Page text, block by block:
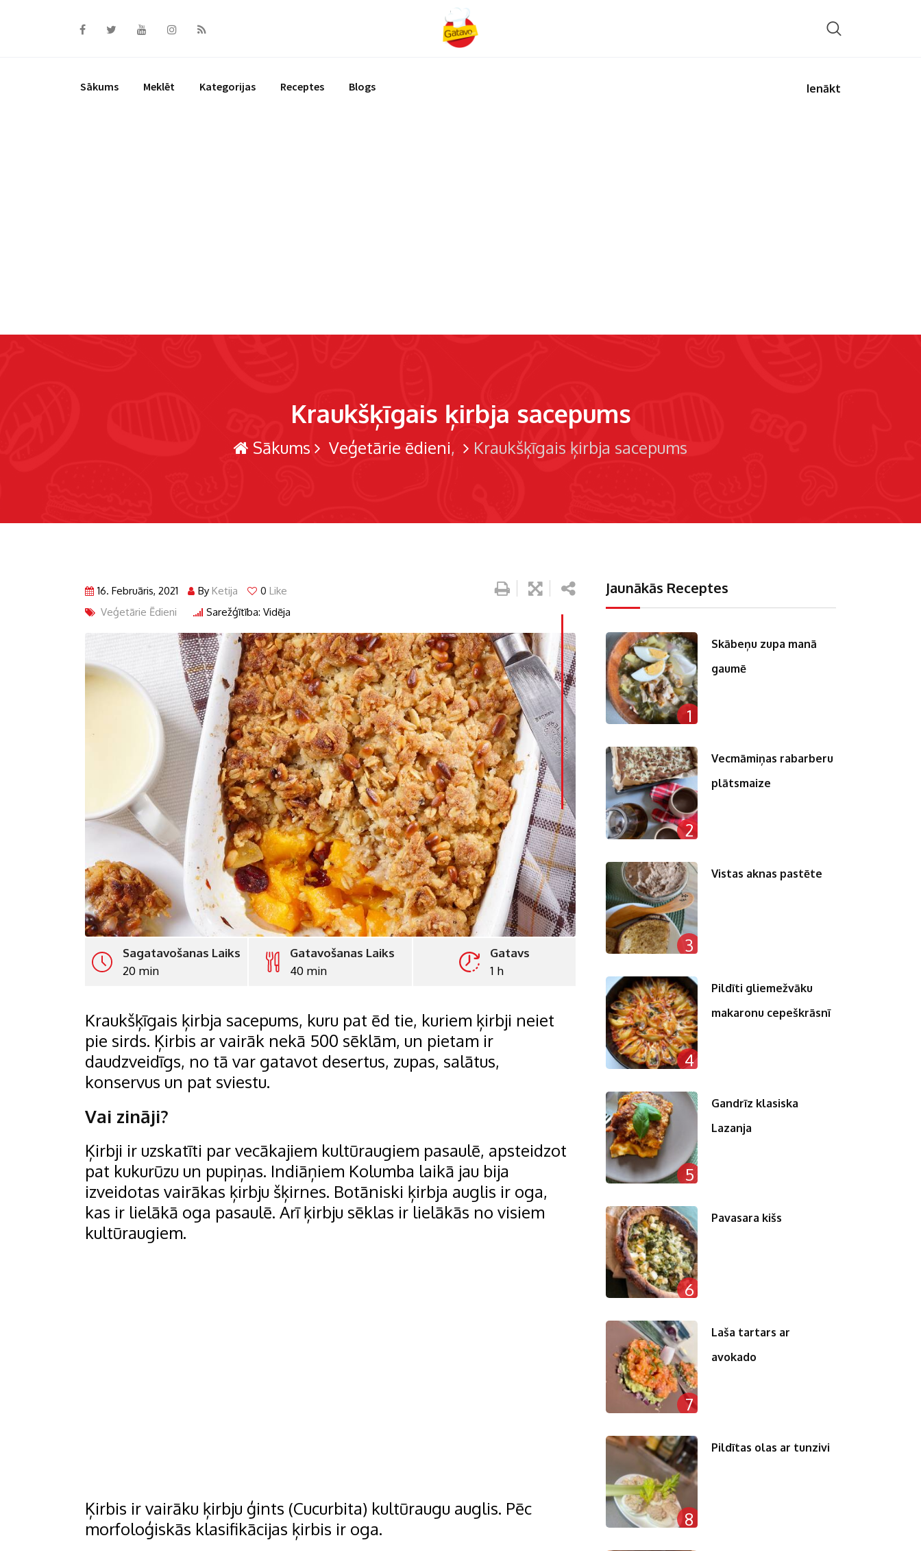
Sākums Meklēt Kategorijas Receptes Blogs Ienākt
Kraukšķīgais ķirbja sacepums
Sākums Veģetārie ēdieni Kraukšķīgais ķirbja sacepums
16. Februāris, 2021 By Ketija 0 Like
Veģetārie Ēdieni
Sarežģītība: Vidēja
LinkedIn
Whatsapp
Pinterest
Print
Sagatavošanas Laiks
20 min
Gatavošanas Laiks
40 min
Gatavs
1 h
Kraukšķīgais ķirbja sacepums, kuru pat ēd tie, kuriem ķirbji neiet
pie sirds. Ķirbis ar vairāk nekā 500 sēklām, un pietam ir
daudzveidīgs, no tā var gatavot desertus, zupas, salātus,
konservus un pat sviestu.
Vai zināji?
Ķirbji ir uzskatīti par vecākajiem kultūraugiem pasaulē, apsteidzot
pat kukurūzu un pupiņas. Indiāņiem Kolumba laikā jau bija
izveidotas vairākas ķirbju šķirnes. Botāniski ķirbja auglis ir oga,
kas ir lielākā oga pasaulē. Arī ķirbju sēklas ir lielākās no visiem
kultūraugiem.
Ķirbis ir vairāku ķirbju ģints (Cucurbita) kultūraugu auglis. Pēc
morfoloģiskās klasifikācijas ķirbis ir oga.
Jaunākās Receptes
1
Skābeņu zupa manā
gaumē
2
Vecmāmiņas rabarberu
plātsmaize
3
Vistas aknas pastēte
4
Pildīti gliemežvāku
makaronu cepeškrāsnī
5
Gandrīz klasiska
Lazanja
6
Pavasara kišs
7
Laša tartars ar
avokado
8
Pildītas olas ar tunzivi